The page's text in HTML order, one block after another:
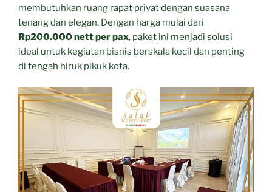
membutuhkan ruang rapat privat dengan suasana
tenang dan elegan. Dengan harga mulai dari
Rp200.000 nett per pax, paket ini menjadi solusi
ideal untuk kegiatan bisnis berskala kecil dan penting
di tengah hiruk pikuk kota.